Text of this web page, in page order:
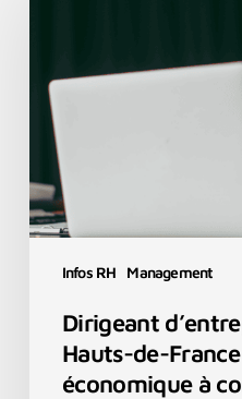
Infos RH Management
de-
France
contexte
économique
à
Dirigeant
Hauts-de-
économique à